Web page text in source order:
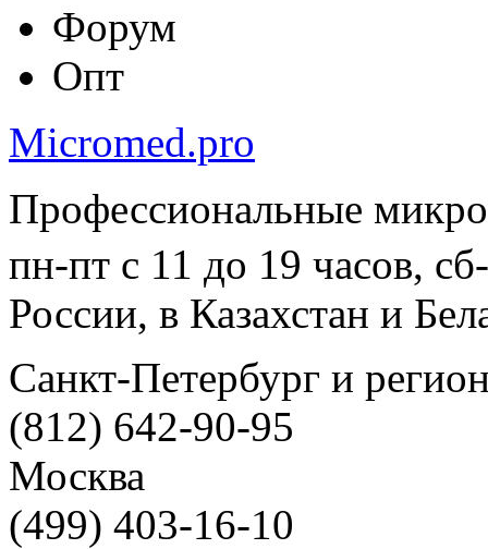
Форум
Опт
Micromed.pro
Профессиональные
пн-пт с 11 до 19 часов,
России, в Казахстан и
Санкт-Петербург и
(812) 642-90-95
Москва
(499) 403-16-10